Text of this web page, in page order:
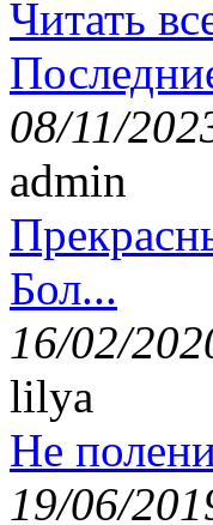
Читать
08/11/
admin
Бол...
16/02/
lilya
Не
19/06/